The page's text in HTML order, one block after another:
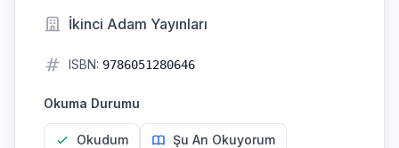
İkinci Adam Yayınları
ISBN: 9786051280646
Okuma Durumu
Okudum Şu An Okuyorum